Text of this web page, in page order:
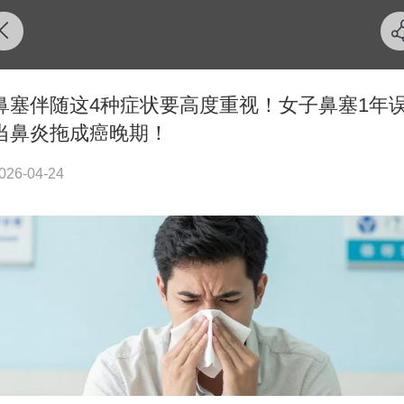
塞伴随这4种症状要高度重视！女子鼻塞1年
鼻炎拖成癌晚期！
04-24